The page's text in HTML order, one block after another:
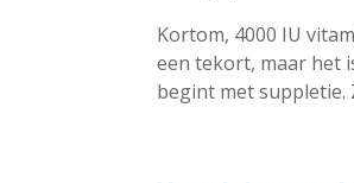
Kortom, 4000 IU
een tekort, maar het
begint met suppletie.